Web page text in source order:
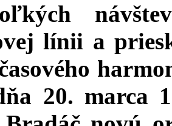
línii a
20. marca